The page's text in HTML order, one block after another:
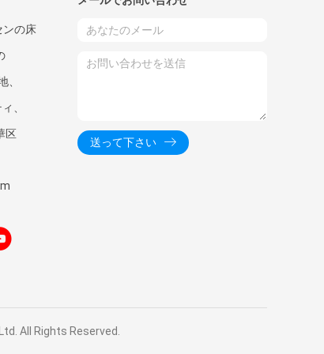
ンの床
、
、
区
送って下さい
All Rights Reserved.